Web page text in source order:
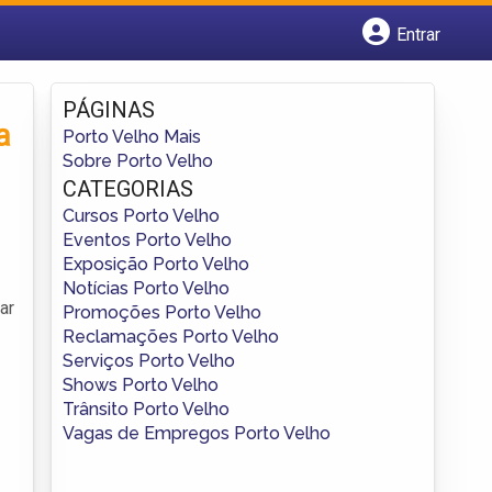
Entrar
Fazer login
Criar conta
PÁGINAS
Porto Velho Mais
Sobre Porto Velho
CATEGORIAS
Cursos Porto Velho
Eventos Porto Velho
Exposição Porto Velho
Notícias Porto Velho
Promoções Porto Velho
Reclamações Porto Velho
Serviços Porto Velho
Shows Porto Velho
Trânsito Porto Velho
Vagas de Empregos Porto Velho